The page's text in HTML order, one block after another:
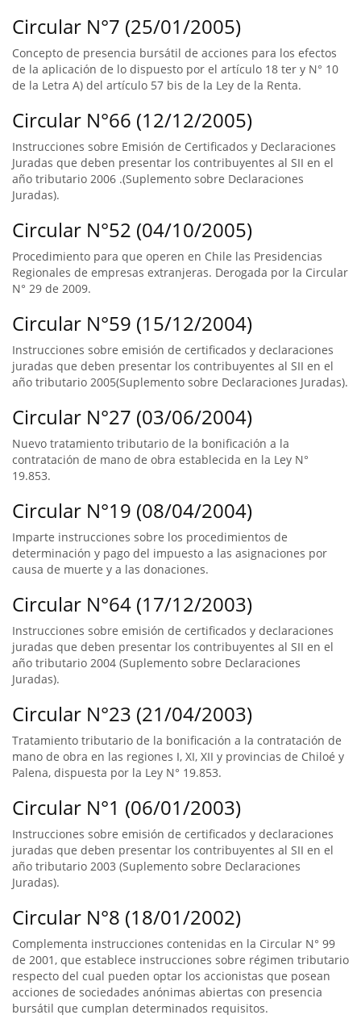
Circular N°7 (25/01/2005)
Concepto de presencia bursátil de acciones para los efectos
de la aplicación de lo dispuesto por el artículo 18 ter y N° 10
de la Letra A) del artículo 57 bis de la Ley de la Renta.
Circular N°66 (12/12/2005)
Instrucciones sobre Emisión de Certificados y Declaraciones
Juradas que deben presentar los contribuyentes al SII en el
año tributario 2006 .(Suplemento sobre Declaraciones
Juradas).
Circular N°52 (04/10/2005)
Procedimiento para que operen en Chile las Presidencias
Regionales de empresas extranjeras. Derogada por la Circular
N° 29 de 2009.
Circular N°59 (15/12/2004)
Instrucciones sobre emisión de certificados y declaraciones
juradas que deben presentar los contribuyentes al SII en el
año tributario 2005(Suplemento sobre Declaraciones Juradas).
Circular N°27 (03/06/2004)
Nuevo tratamiento tributario de la bonificación a la
contratación de mano de obra establecida en la Ley N°
19.853.
Circular N°19 (08/04/2004)
Imparte instrucciones sobre los procedimientos de
determinación y pago del impuesto a las asignaciones por
causa de muerte y a las donaciones.
Circular N°64 (17/12/2003)
Instrucciones sobre emisión de certificados y declaraciones
juradas que deben presentar los contribuyentes al SII en el
año tributario 2004 (Suplemento sobre Declaraciones
Juradas).
Circular N°23 (21/04/2003)
Tratamiento tributario de la bonificación a la contratación de
mano de obra en las regiones I, XI, XII y provincias de Chiloé y
Palena, dispuesta por la Ley N° 19.853.
Circular N°1 (06/01/2003)
Instrucciones sobre emisión de certificados y declaraciones
juradas que deben presentar los contribuyentes al SII en el
año tributario 2003 (Suplemento sobre Declaraciones
Juradas).
Circular N°8 (18/01/2002)
Complementa instrucciones contenidas en la Circular N° 99
de 2001, que establece instrucciones sobre régimen tributario
respecto del cual pueden optar los accionistas que posean
acciones de sociedades anónimas abiertas con presencia
bursátil que cumplan determinados requisitos.